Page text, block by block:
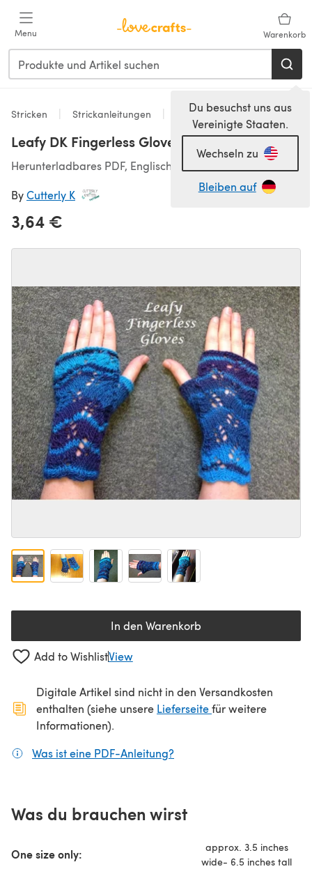
Menu Warenkorb
Du besuchst uns aus
Vereinigte Staaten.
Wechseln zu
Bleiben auf
Stricken Strickanleitungen Accessoires
Leafy DK Fingerless Gloves
Herunterladbares PDF, Englisch
ByCutterly K
3,64 €
In den Warenkorb
Add to WishlistView
Digitale Artikel sind nicht in den Versandkosten
enthalten (siehe unsere Lieferseite(öffnet sich in
für weitere
Informationen).
Was ist eine PDF-Anleitung?
Was du brauchen wirst
One size only:
approx. 3.5 inches
wide- 6.5 inches tall